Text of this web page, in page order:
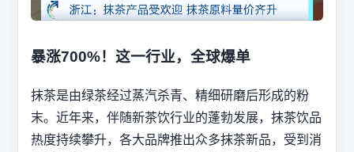
暴涨700%！这一行业，全球爆单
抹茶是由绿茶经过蒸汽杀青、精细研磨后形成的粉
末。近年来，伴随新茶饮行业的蓬勃发展，抹茶饮品
热度持续攀升，各大品牌推出众多抹茶新品，受到消